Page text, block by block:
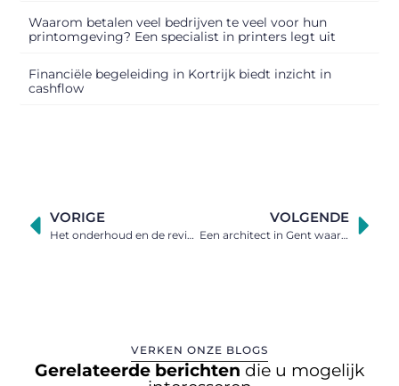
Waarom betalen veel bedrijven te veel voor hun
printomgeving? Een specialist in printers legt uit
Financiële begeleiding in Kortrijk biedt inzicht in
cashflow
VORIGE
Het onderhoud en de revisie van tandwielkasten laat u uitvoeren door deze experts
VOLGENDE
Een architect in Gent waarop u kunt bouwen
VERKEN ONZE BLOGS
Gerelateerde berichten die u mogelijk